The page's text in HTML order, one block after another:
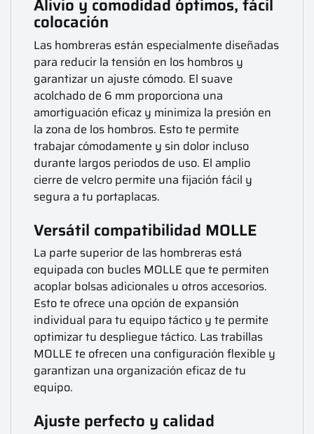
Alivio y comodidad óptimos, fácil
colocación
Las hombreras están especialmente diseñadas
para reducir la tensión en los hombros y
garantizar un ajuste cómodo. El suave
acolchado de 6 mm proporciona una
amortiguación eficaz y minimiza la presión en
la zona de los hombros. Esto te permite
trabajar cómodamente y sin dolor incluso
durante largos periodos de uso. El amplio
cierre de velcro permite una fijación fácil y
segura a tu portaplacas.
Versátil compatibilidad MOLLE
La parte superior de las hombreras está
equipada con bucles MOLLE que te permiten
acoplar bolsas adicionales u otros accesorios.
Esto te ofrece una opción de expansión
individual para tu equipo táctico y te permite
optimizar tu despliegue táctico. Las trabillas
MOLLE te ofrecen una configuración flexible y
garantizan una organización eficaz de tu
equipo.
Ajuste perfecto y calidad